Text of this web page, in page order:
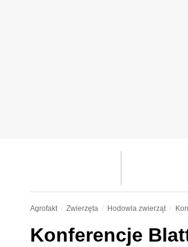
Agrofakt Zwierzęta Hodowla zwierząt
Konferencje